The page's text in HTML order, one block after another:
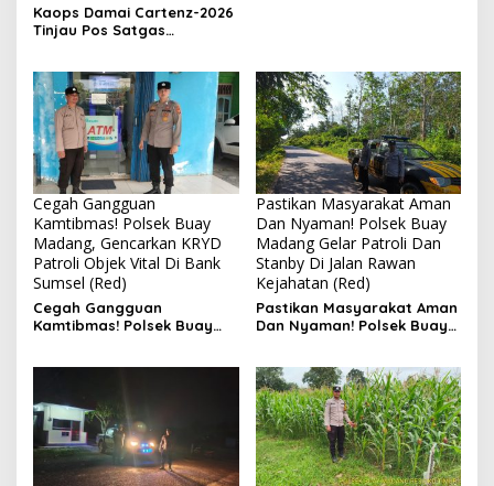
Kaops Damai Cartenz-2026
Tinjau Pos Satgas
Pendekatan Humanis
Bersama Masyarakat
Cegah Gangguan
Kamtibmas! Polsek Buay
Madang, Gencarkan KRYD
Patroli Objek Vital Di Bank
Sumsel (Red)
Cegah Gangguan
Kamtibmas! Polsek Buay
Pastikan Masyarakat Aman
Dan Nyaman! Polsek Buay
Madang Gelar Patroli Dan
Stanby Di Jalan Rawan
Kejahatan (Red)
Pastikan Masyarakat Aman
Dan Nyaman! Polsek Buay
Kejahatan